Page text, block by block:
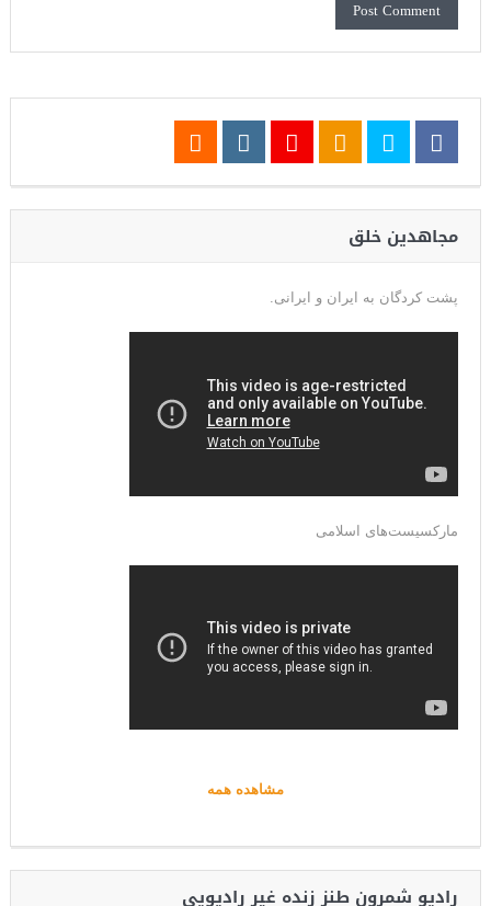
مجاهدین خلق
پشت کردگان به ایران و ایرانی.
مارکسیست‌های اسلامی
مشاهده همه
رادیو شمرون طنز زنده غیر رادیویی